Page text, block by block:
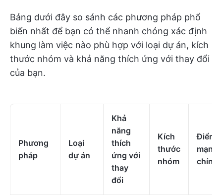
Bảng dưới đây so sánh các phương pháp phổ
biến nhất để bạn có thể nhanh chóng xác định
khung làm việc nào phù hợp với loại dự án, kích
thước nhóm và khả năng thích ứng với thay đổi
của bạn.
Phương
pháp
Loại
dự án
Khả
năng
thích
ứng với
thay
đổi
Kích
thước
nhóm
Điểm
mạnh
chính